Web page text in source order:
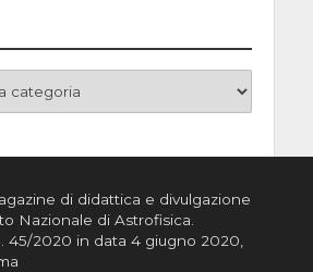
di didattica e divulgazione
Nazionale di Astrofisica.
45/2020 in data 4 giugno 2020,